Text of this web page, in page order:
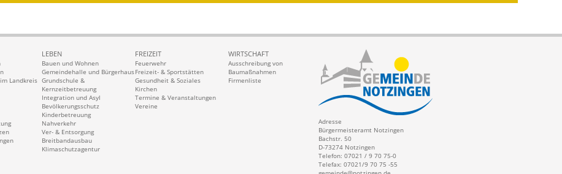
Landkreis
LEBEN
Bauen und Wohnen
Gemeindehalle und Bürgerhaus
Grundschule &
Kernzeitbetreuung
Integration und Asyl
Bevölkerungsschutz
Kinderbetreuung
Nahverkehr
Ver- & Entsorgung
Breitbandausbau
Klimaschutzagentur
FREIZEIT
Feuerwehr
Freizeit- & Sportstätten
Gesundheit & Soziales
Kirchen
Termine & Veranstaltungen
Vereine
WIRTSCHAFT
Ausschreibung von
Baumaßnahmen
Firmenliste
Adresse
Bürgermeisteramt Notzingen
Bachstr. 50
D-73274 Notzingen
Telefon: 07021 / 9 70 75-0
Telefax: 07021/9 70 75 -55